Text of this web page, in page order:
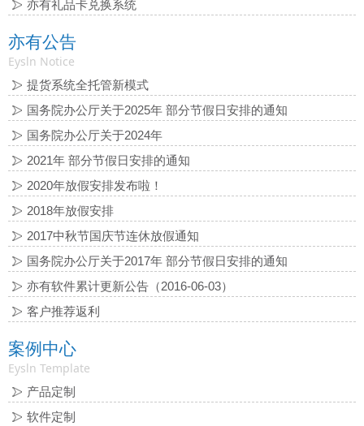
亦有礼品卡兑换系统
亦有公告
Eysln Notice
提货系统全托管新模式
国务院办公厅关于2025年 部分节假日安排的通知
国务院办公厅关于2024年
2021年 部分节假日安排的通知
2020年放假安排发布啦！
2018年放假安排
2017中秋节国庆节连休放假通知
国务院办公厅关于2017年 部分节假日安排的通知
亦有软件累计更新公告（2016-06-03）
客户推荐返利
案例中心
Eysln Template
产品定制
软件定制